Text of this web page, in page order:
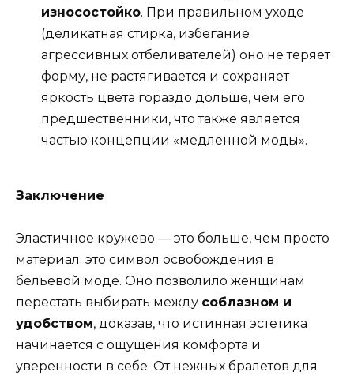
износостойко. При правильном уходе
(деликатная стирка, избегание
агрессивных отбеливателей) оно не теряет
форму, не растягивается и сохраняет
яркость цвета гораздо дольше, чем его
предшественники, что также является
частью концепции «медленной моды».
Заключение
Эластичное кружево — это больше, чем просто
материал; это символ освобождения в
бельевой моде. Оно позволило женщинам
перестать выбирать между соблазном и
удобством, доказав, что истинная эстетика
начинается с ощущения комфорта и
уверенности в себе. От нежных бралетов для